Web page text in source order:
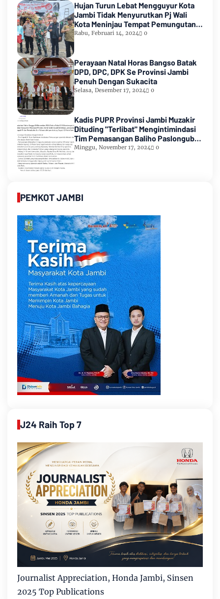
Hujan Turun Lebat Mengguyur Kota
Jambi Tidak Menyurutkan Pj Wali
Kota Meninjau Tempat Pemungutan
Suara Pemilu 2024
Rabu, Februari 14, 2024 0
Perayaan Natal Horas Bangso Batak
DPD, DPC, DPK Se Provinsi Jambi
Penuh Dengan Sukacita
Selasa, Desember 17, 2024 0
Kadis PUPR Provinsi Jambi Muzakir
Dituding "Terlibat" Mengintimindasi
Tim Pemasangan Baliho Paslongub
Romi-Sudirman
Minggu, November 17, 2024 0
PEMKOT JAMBI
J24 Raih Top 7
Journalist Appreciation, Honda Jambi, Sinsen
2025 Top Publications